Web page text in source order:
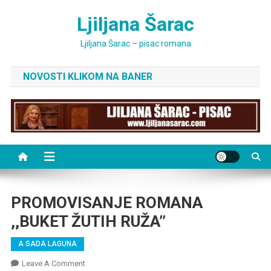
Ljiljana Šarac
Ljiljana Šarac – pisac romana
NOVOSTI KLIKOM NA BANER
PROMOVISANJE ROMANA
,,BUKET ŽUTIH RUŽA’’
A SADA LAGUNA
Leave A CommentOn